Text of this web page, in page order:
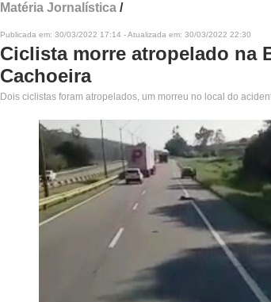
Matéria Jornalística /
Publicada em: 30/03/2022 17:14 - Atualizada em: 30/03/2022 22:30
Ciclista morre atropelado na
Cachoeira
Dois ciclistas foram atropelados, um morreu no local do